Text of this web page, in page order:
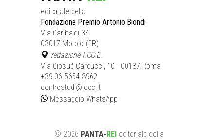
editoriale della
Fondazione Premio Antonio Biondi
Via Garibaldi 34
03017 Morolo (FR)
redazione I.CO.E.
Via Giosué Carducci, 10 - 00187 Roma
+39.06.5654.8962
centrostudi@icoe.it
Messaggio WhatsApp
© 2026 PANTA-REI editoriale della